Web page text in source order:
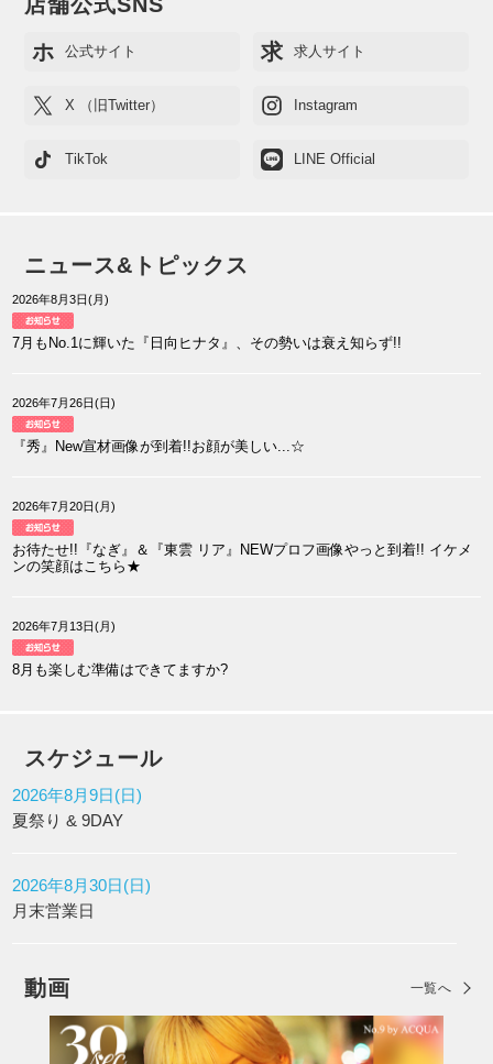
店舗公式SNS
ホ
公式サイト 求 求人サイト
X （旧Twitter） Instagram
TikTok LINE Official
ニュース&トピックス
2026年8月3日(月)
7月もNo.1に輝いた『日向ヒナタ』、その勢いは衰え知らず!!
2026年7月26日(日)
『秀』New宣材画像が到着!!お顔が美しい...☆
2026年7月20日(月)
お待たせ!!『なぎ』＆『東雲 リア』NEWプロフ画像やっと到着!! イケメ
ンの笑顔はこちら★
2026年7月13日(月)
8月も楽しむ準備はできてますか?
スケジュール
2026年8月9日(日)
夏祭り & 9DAY
2026年8月30日(日)
月末営業日
動画 一覧へ